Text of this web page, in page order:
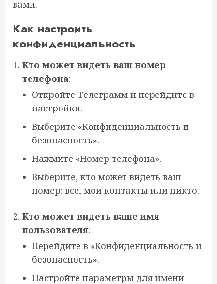
вами.
Как настроить
конфиденциальность
Кто может видеть ваш номер
телефона:
Откройте Телеграмм и перейдите в
настройки.
Выберите «Конфиденциальность и
безопасность».
Нажмите «Номер телефона».
Выберите, кто может видеть ваш
номер: все, мои контакты или никто.
Кто может видеть ваше имя
пользователя:
Перейдите в «Конфиденциальность и
безопасность».
Настройте параметры для имени